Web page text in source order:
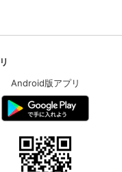
Android版アプリ